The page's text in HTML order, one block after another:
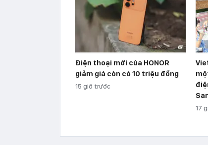
Điện thoại mới của HONOR
giảm giá còn có 10 triệu đồng
15 giờ trước
17